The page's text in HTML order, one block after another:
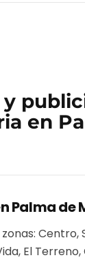
y
en
Palma de
Centro,
El